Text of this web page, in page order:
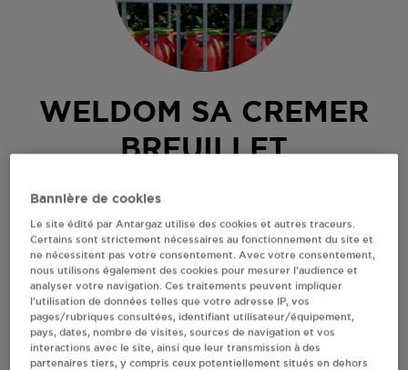
WELDOM SA CREMER
BREUILLET
1 RUE DU BUISSON RONDEAU
91650BREUILLET
Revendeur de bouteilles de gaz
S'Y RENDRE
AFFICHER LE TÉLÉPHONE
Bannière de cookies
Le site édité par Antargaz utilise des cookies et autres traceurs.
Certains sont strictement nécessaires au fonctionnement du site et
ne nécessitent pas votre consentement. Avec votre consentement,
nous utilisons également des cookies pour mesurer l’audience et
analyser votre navigation. Ces traitements peuvent impliquer
l’utilisation de données telles que votre adresse IP, vos
pages/rubriques consultées, identifiant utilisateur/équipement,
pays, dates, nombre de visites, sources de navigation et vos
interactions avec le site, ainsi que leur transmission à des
partenaires tiers, y compris ceux potentiellement situés en dehors